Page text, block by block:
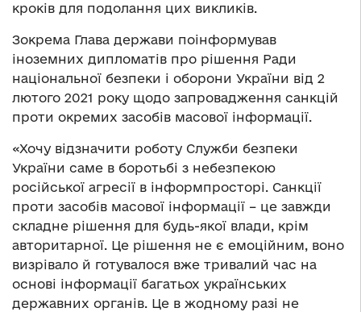
кроків для подолання цих викликів.
Зокрема Глава держави поінформував
іноземних дипломатів про рішення Ради
національної безпеки і оборони України від 2
лютого 2021 року щодо запровадження санкцій
проти окремих засобів масової інформації.
«Хочу відзначити роботу Служби безпеки
України саме в боротьбі з небезпекою
російської агресії в інформпросторі. Санкції
проти засобів масової інформації – це завжди
складне рішення для будь-якої влади, крім
авторитарної. Це рішення не є емоційним, воно
визрівало й готувалося вже тривалий час на
основі інформації багатьох українських
державних органів. Це в жодному разі не